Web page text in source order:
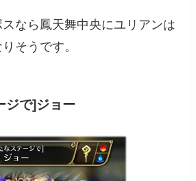
なら鳳天舞中央にユリアンは
そうです。
ジで]ジョー